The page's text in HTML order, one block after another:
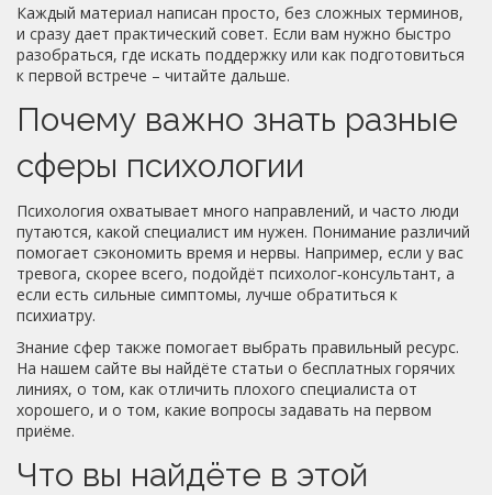
Каждый материал написан просто, без сложных терминов,
и сразу дает практический совет. Если вам нужно быстро
разобраться, где искать поддержку или как подготовиться
к первой встрече – читайте дальше.
Почему важно знать разные
сферы психологии
Психология охватывает много направлений, и часто люди
путаются, какой специалист им нужен. Понимание различий
помогает сэкономить время и нервы. Например, если у вас
тревога, скорее всего, подойдёт психолог‑консультант, а
если есть сильные симптомы, лучше обратиться к
психиатру.
Знание сфер также помогает выбрать правильный ресурс.
На нашем сайте вы найдёте статьи о бесплатных горячих
линиях, о том, как отличить плохого специалиста от
хорошего, и о том, какие вопросы задавать на первом
приёме.
Что вы найдёте в этой